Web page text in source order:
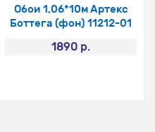
Обои 1,06*10м Артекс
Боттега (фон) 11212-01
1890 р.